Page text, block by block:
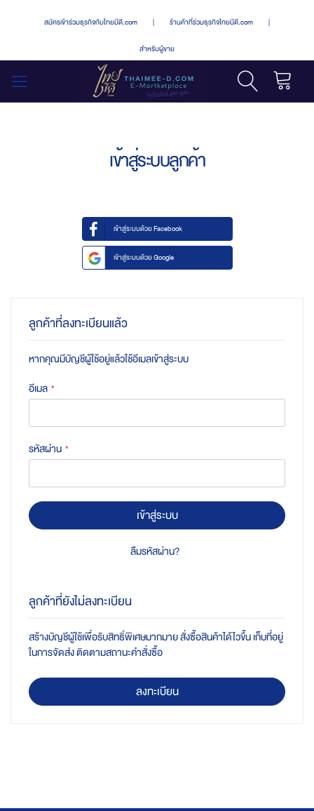
สมัครเข้าร่วมธุรกิจกับไทยมีดี.com | ร้านค้าที่ร่วมธุรกิจไทยมีดี.com |
สำหรับผู้ขาย
เข้าสู่ระบบลูกค้า
เข้าสู่ระบบด้วย Facebook
เข้าสู่ระบบด้วย Google
ลูกค้าที่ลงทะเบียนแล้ว
หากคุณมีบัญชีผู้ใช้อยู่แล้วใช้อีเมลเข้าสู่ระบบ
อีเมล
รหัสผ่าน
เข้าสู่ระบบ
ลืมรหัสผ่าน?
ลูกค้าที่ยังไม่ลงทะเบียน
สร้างบัญชีผู้ใช้เพื่อรับสิทธิ์พิเศษมากมาย สั่งซื้อสินค้าได้ไวขึ้น เก็บที่อยู่
ในการจัดส่ง ติดตามสถานะคำสั่งซื้อ
ลงทะเบียน